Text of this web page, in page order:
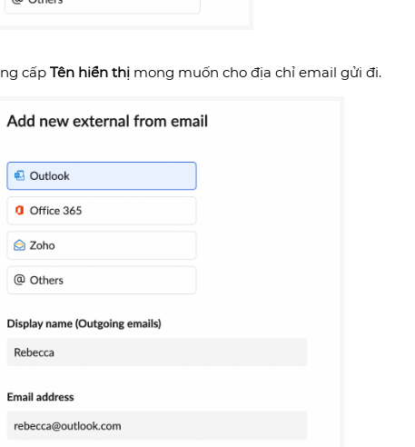
cấpTên hiển thị mong muốn cho địa chỉ email gửi đi.